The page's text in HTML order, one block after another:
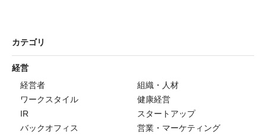
カテゴリ
経営
経営者
組織・人材
ワークスタイル
健康経営
IR
スタートアップ
バックオフィス
営業・マーケティング